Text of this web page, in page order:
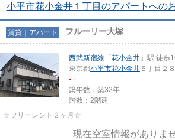
小平市花小金井１丁目のアパートへの
賃貸｜アパート フルーリー大塚
西武新宿線 「 花小金井 」駅 徒歩
東京都小平市花小金井 ５丁目２
-
築年数：築32年
階数：2階建
☆フリーレント２ヶ月☆
現在空室情報がありませ